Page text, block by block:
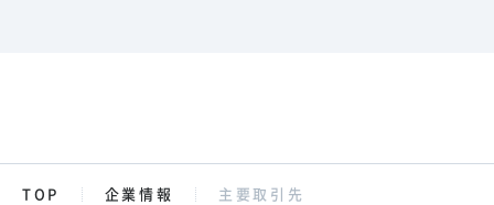
TOP 企業情報 主要取引先